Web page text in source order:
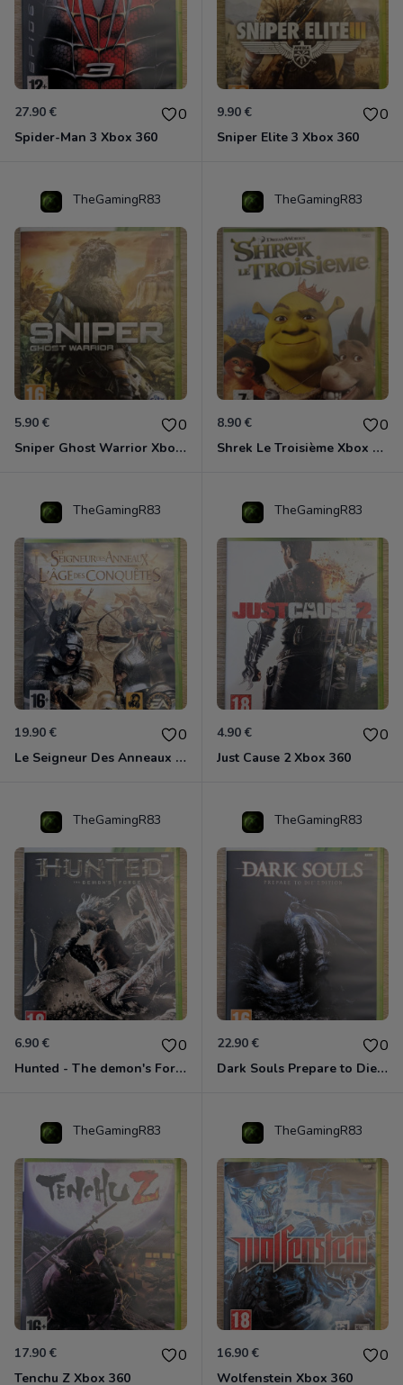
27.90 € 0
Spider-Man 3 Xbox 360
9.90 € 0
Sniper Elite 3 Xbox 360
TheGamingR83
5.90 € 0
Sniper Ghost Warrior Xbox 360
TheGamingR83
8.90 € 0
Shrek Le Troisième Xbox 360
TheGamingR83
19.90 € 0
Le Seigneur Des Anneaux - L'âge Des Conquêtes Xbox 360
TheGamingR83
4.90 € 0
Just Cause 2 Xbox 360
TheGamingR83
6.90 € 0
Hunted - The demon's Forge Xbox 360 (Complet CIB)
TheGamingR83
22.90 € 0
Dark Souls Prepare to Die Edition XBOX 360
TheGamingR83
17.90 € 0
Tenchu Z Xbox 360
TheGamingR83
16.90 € 0
Wolfenstein Xbox 360